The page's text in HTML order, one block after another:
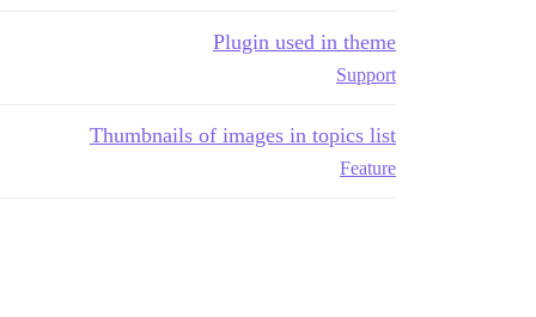
Plugin used in theme
Support
Thumbnails of images in topics list
Feature